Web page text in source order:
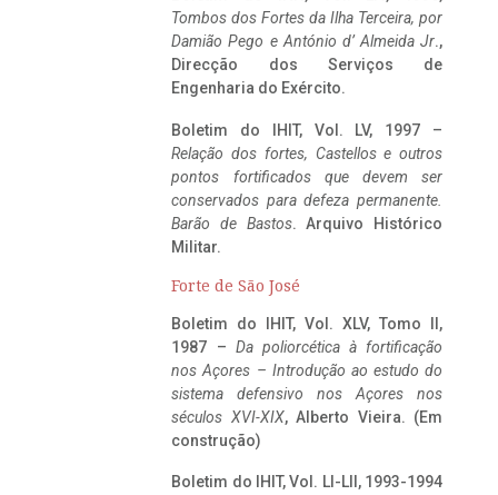
Tombos dos Fortes da Ilha Terceira, por
Damião Pego e António d’ Almeida Jr.,
Direcção dos Serviços de
Engenharia do Exército.
Boletim do IHIT, Vol. LV, 1997 –
Relação dos fortes, Castellos e outros
pontos fortificados que devem ser
conservados para defeza permanente.
Barão de Bastos. Arquivo Histórico
Militar.
Forte de São José
Boletim do IHIT, Vol. XLV, Tomo II,
1987 – Da poliorcética à fortificação
nos Açores – Introdução ao estudo do
sistema defensivo nos Açores nos
séculos XVI-XIX, Alberto Vieira. (Em
construção)
Boletim do IHIT, Vol. LI-LII, 1993-1994